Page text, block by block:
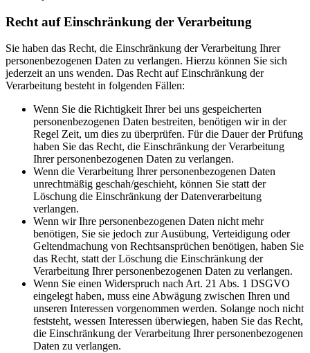
Recht auf Einschränkung der Verarbeitung
Sie haben das Recht, die Einschränkung der Verarbeitung Ihrer
personenbezogenen Daten zu verlangen. Hierzu können Sie sich
jederzeit an uns wenden. Das Recht auf Einschränkung der
Verarbeitung besteht in folgenden Fällen:
Wenn Sie die Richtigkeit Ihrer bei uns gespeicherten
personenbezogenen Daten bestreiten, benötigen wir in der
Regel Zeit, um dies zu überprüfen. Für die Dauer der Prüfung
haben Sie das Recht, die Einschränkung der Verarbeitung
Ihrer personenbezogenen Daten zu verlangen.
Wenn die Verarbeitung Ihrer personenbezogenen Daten
unrechtmäßig geschah/geschieht, können Sie statt der
Löschung die Einschränkung der Datenverarbeitung
verlangen.
Wenn wir Ihre personenbezogenen Daten nicht mehr
benötigen, Sie sie jedoch zur Ausübung, Verteidigung oder
Geltendmachung von Rechtsansprüchen benötigen, haben Sie
das Recht, statt der Löschung die Einschränkung der
Verarbeitung Ihrer personenbezogenen Daten zu verlangen.
Wenn Sie einen Widerspruch nach Art. 21 Abs. 1 DSGVO
eingelegt haben, muss eine Abwägung zwischen Ihren und
unseren Interessen vorgenommen werden. Solange noch nicht
feststeht, wessen Interessen überwiegen, haben Sie das Recht,
die Einschränkung der Verarbeitung Ihrer personenbezogenen
Daten zu verlangen.